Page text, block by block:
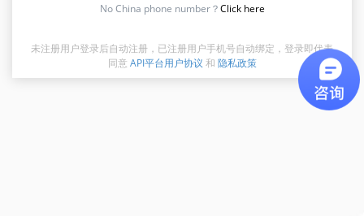
No China phone number？Click here
未注册用户登录后自动注册，已注册用户手机号自动绑定，登录即代表
同意 API平台用户协议 和 隐私政策